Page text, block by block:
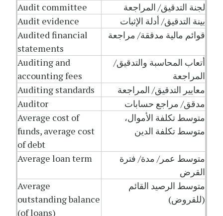
لجنة التدقيق/ المراجعة
Audit committee
بينة التدقيق/ أدلة الإثبات
Audit evidence
قوائم مالية مدققة/ مراجعة
Audited financial
statements
أتعاب المحاسبة والتدقيق/
المراجعة
Auditing and
accounting fees
معايير التدقيق/ المراجعة
Auditing standards
مدقق/ مراجع حسابات
Auditor
متوسط تكلفة الأموال،
متوسط تكلفة الدين
Average cost of
funds, average cost
of debt
متوسط عمر/ مدة/ فترة
القرض
Average loan term
متوسط الرصيد القائم
(للقروض)
Average
outstanding balance
(of loans)